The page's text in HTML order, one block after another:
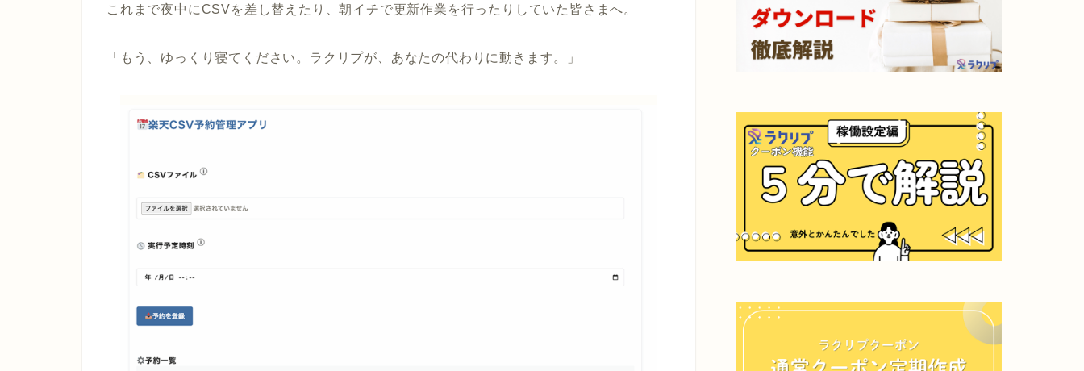
これまで夜中にCSVを差し替えたり、朝イチで更新作業を行ったりしていた皆さまへ。
「もう、ゆっくり寝てください。ラクリプが、あなたの代わりに動きます。」